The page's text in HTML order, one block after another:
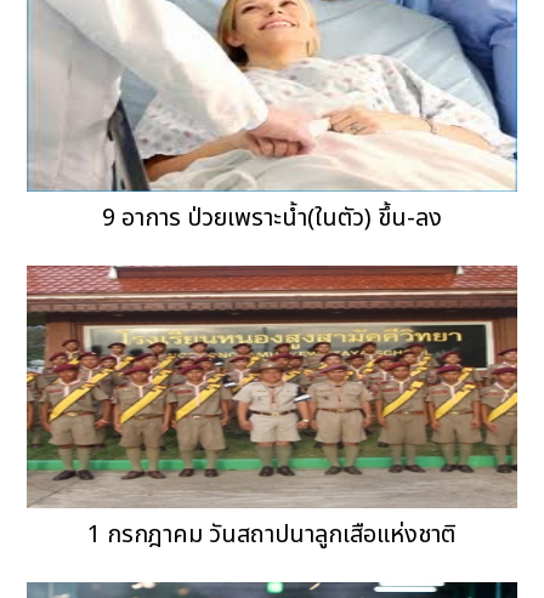
9 อาการ ป่วยเพราะน้ำ(ในตัว) ขึ้น-ลง
1 กรกฎาคม วันสถาปนาลูกเสือแห่งชาติ